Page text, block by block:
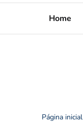
Home
Página inicial